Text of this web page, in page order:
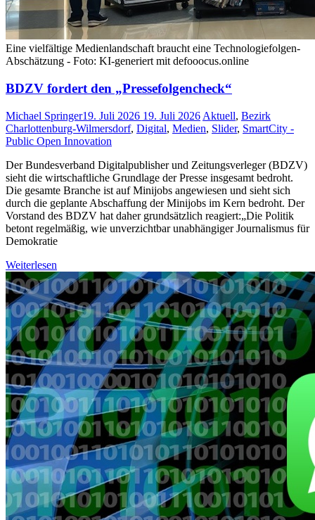
Eine vielfältige Medienlandschaft braucht eine Technologiefolgen-
Abschätzung - Foto: KI-generiert mit defooocus.online
BDZV fordert den „Pressefolgencheck“
Michael Springer19. Juli 2026 19. Juli 2026 Aktuell, Bezirk
Charlottenburg-Wilmersdorf, Digital, Medien, Slider, SmartCity -
Public Open Innovation
Der Bundesverband Digitalpublisher und Zeitungsverleger (BDZV)
sieht die wirtschaftliche Grundlage der Presse insgesamt bedroht.
Die gesamte Branche ist auf Minijobs angewiesen und sieht sich
durch die geplante Abschaffung der Minijobs im Kern bedroht. Der
Vorstand des BDZV hat daher grundsätzlich reagiert:„Die Politik
betont regelmäßig, wie unverzichtbar unabhängiger Journalismus für
Demokratie
Weiterlesen